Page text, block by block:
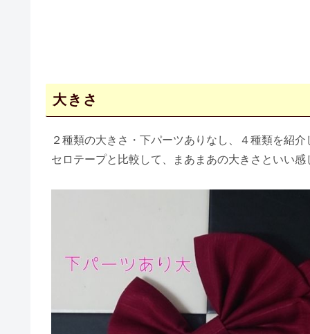
大きさ
２種類の大きさ・下パーツありなし、４種類を紹介
セロテープと比較して、まあまあの大きさといい